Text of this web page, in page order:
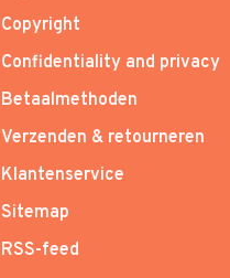
Copyright
Confidentiality and privacy
Betaalmethoden
Verzenden & retourneren
Klantenservice
Sitemap
RSS-feed